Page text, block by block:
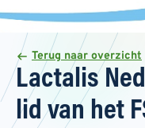
Terug naar overzicht
Lactalis
lid van het